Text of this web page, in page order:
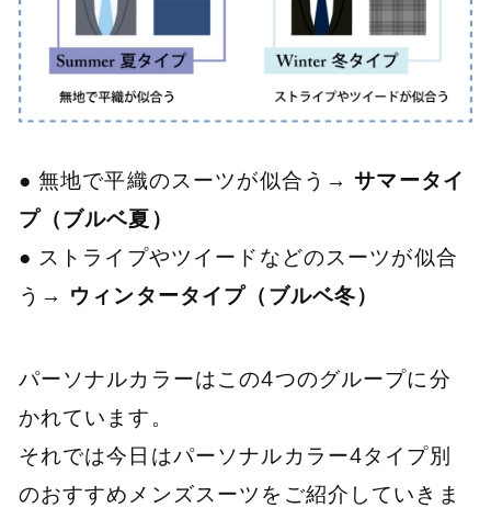
● 無地で平織のスーツが似合う→サマータイ
プ（ブルベ夏）
● ストライプやツイードなどのスーツが似合
う→ ウィンタータイプ（ブルベ冬）
パーソナルカラーはこの4つのグループに分
かれています。
それでは今日はパーソナルカラー4タイプ別
のおすすめメンズスーツをご紹介していきま